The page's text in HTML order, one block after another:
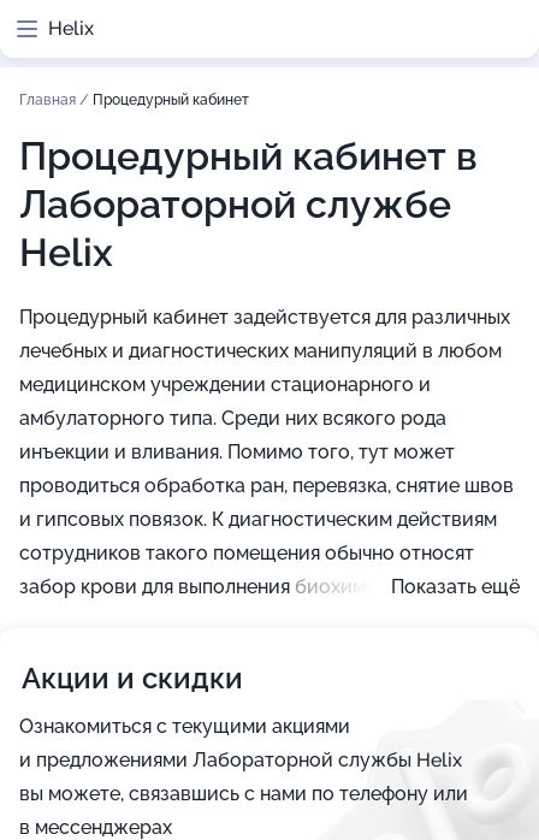
Helix
Главная / Процедурный кабинет
Процедурный кабинет в
Лабораторной службе
Helix
Процедурный кабинет задействуется для различных
лечебных и диагностических манипуляций в любом
медицинском учреждении стационарного и
амбулаторного типа. Среди них всякого рода
инъекции и вливания. Помимо того, тут может
проводиться обработка ран, перевязка, снятие швов
и гипсовых повязок. К диагностическим действиям
сотрудников такого помещения обычно относят
забор крови для выполнения биохимическогоПоказать ещё
Акции и скидки
Ознакомиться с текущими акциями
и предложениями Лабораторной службы Helix
вы можете, связавшись с нами по телефону или
в мессенджерах